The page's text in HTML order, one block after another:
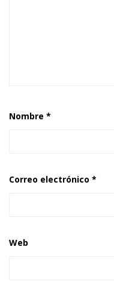
Nombre *
Correo electrónico *
Web